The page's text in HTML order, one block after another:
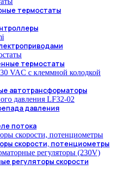
термостаты
термостаты
автотрансформаторы
давления
потока
скорости, потенциометры
регуляторы скорости